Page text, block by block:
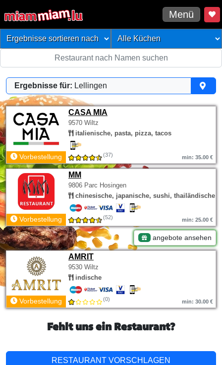
Menü
Ergebnisse für: Lellingen
CASA MIA
9570 Wiltz
italienische, pasta, pizza, tacos
Vorbestellung (37) min: 35.00 €
MM
9806 Parc Hosingen
chinesische, japanische, sushi, thailändische
Vorbestellung (52) min: 25.00 €
angebote ansehen
AMRIT
9530 Wiltz
indische
Vorbestellung (0) min: 30.00 €
Fehlt uns ein Restaurant?
RESTAURANT VORSCHLAGEN